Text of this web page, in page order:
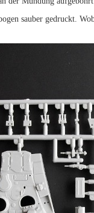
sauber gedruckt.